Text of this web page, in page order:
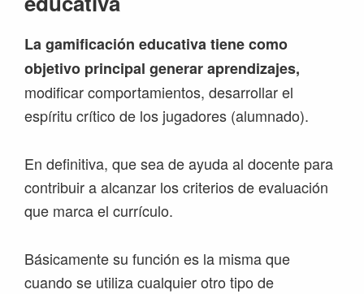
La gamificación educativa tiene como
objetivo principal generar aprendizajes,
modificar comportamientos, desarrollar el
espíritu crítico de los jugadores (alumnado).
En definitiva, que sea de ayuda al docente para
contribuir a alcanzar los criterios de evaluación
que marca el currículo.
Básicamente su función es la misma que
cuando se utiliza cualquier otro tipo de